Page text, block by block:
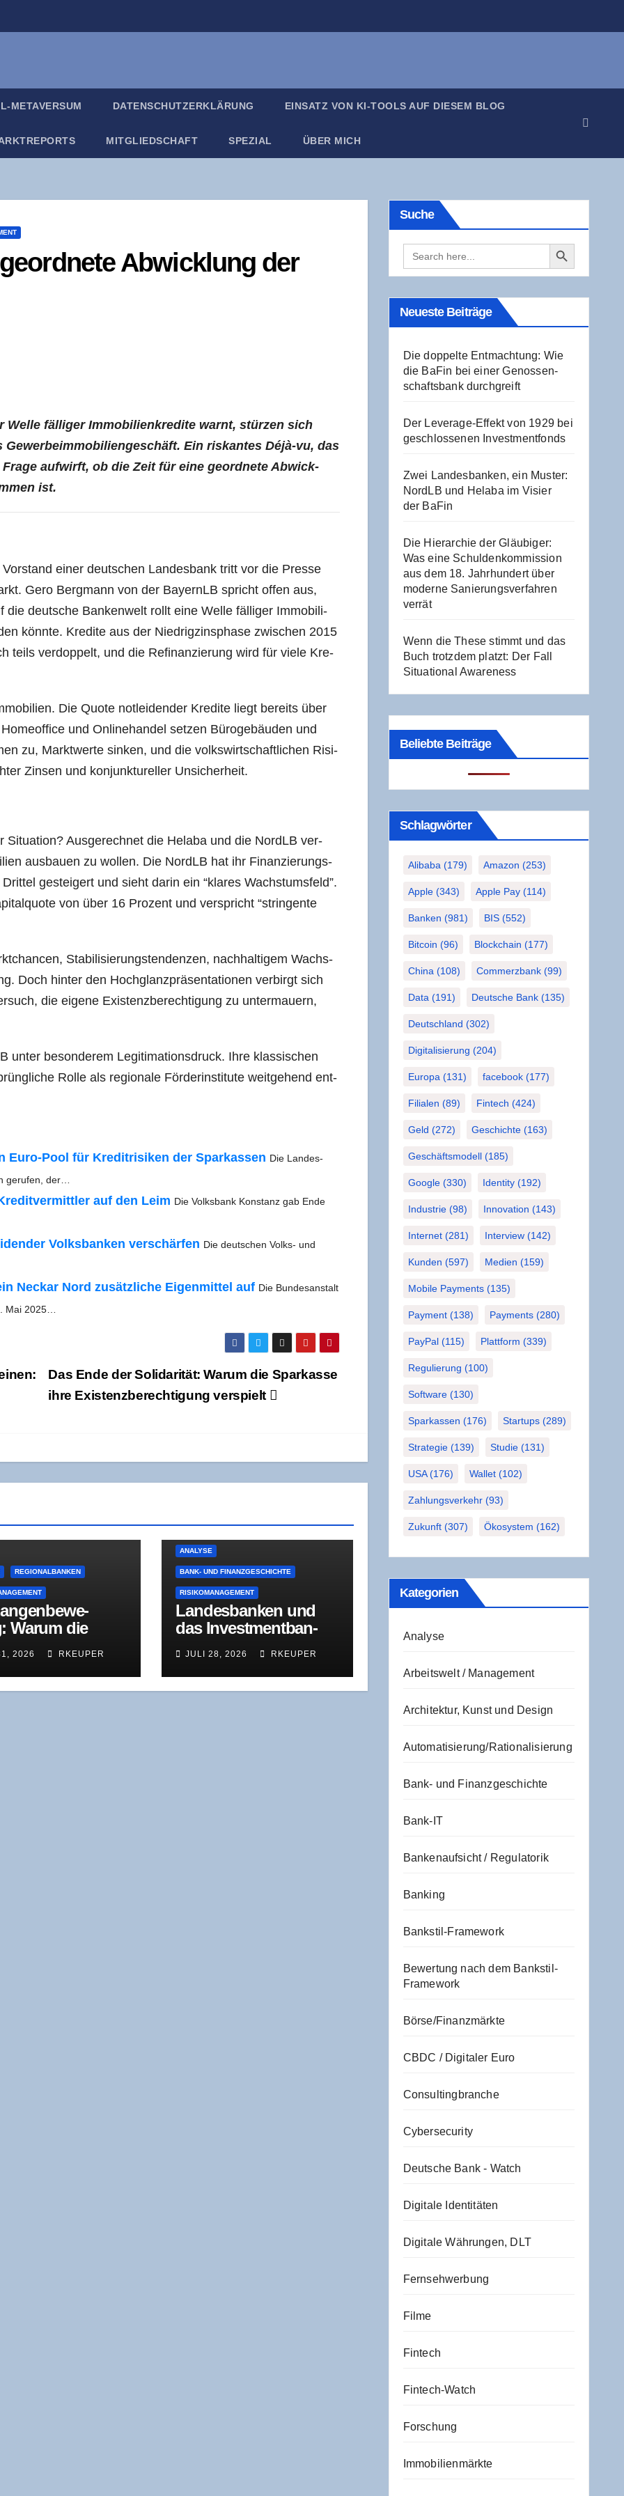
META­VER­SUM DATEN­SCHUTZ­ER­KLÄ­RUNG EIN­SATZ VON KI-TOOLS AUF DIE­SEM BLOG
MIT­GLIED­SCHAFT SPE­ZI­AL ÜBER MICH
Abwick­lung der
Wel­le fäl­li­ger Immo­bi­li­en­kre­di­te warnt, stür­zen sich
Ein ris­kan­tes Déjà-vu, das
auf­wirft, ob die Zeit für eine geord­ne­te Abwick­
ist.
einer deut­schen Lan­des­bank tritt vor die Pres­se
Gero Berg­mann von der Bay­ern­LB spricht offen aus,
die deut­sche Ban­ken­welt rollt eine Wel­le fäl­li­ger Immo­bi­li­
könn­te. Kre­di­te aus der Nied­rig­zins­pha­se zwi­schen 2015
teils ver­dop­pelt, und die Refi­nan­zie­rung wird für vie­le Kre­
Die Quo­te not­lei­den­der Kre­di­te liegt bereits über
und Online­han­del set­zen Büro­ge­bäu­den und
zu, Markt­wer­te sin­ken, und die volks­wirt­schaft­li­chen Risi­
Zin­sen und kon­junk­tu­rel­ler Unsicherheit.
Situa­ti­on? Aus­ge­rech­net die Hela­ba und die NordLB ver­
aus­bau­en zu wol­len. Die NordLB hat ihr Finan­zie­rungs­
gestei­gert und sieht dar­in ein “kla­res Wachs­tums­feld”.
von über 16 Pro­zent und ver­spricht “strin­gen­te
Sta­bi­li­sie­rungs­ten­den­zen, nach­hal­ti­gem Wachs­
Doch hin­ter den Hoch­glanz­prä­sen­ta­tio­nen ver­birgt sich
die eige­ne Exis­tenz­be­rech­ti­gung zu unter­mau­ern,
unter beson­de­rem Legi­ti­ma­ti­ons­druck. Ihre klas­si­schen
Rol­le als regio­na­le För­der­insti­tu­te weit­ge­hend ent­
Euro-Pool für Kre­dit­ri­si­ken der Spar­kas­sen Die Lan­des­
geru­fen, der…
auf den Leim Die Volks­bank Kon­stanz gab Ende
Volks­ban­ken ver­schär­fen Die deut­schen Volks- und
Neckar Nord zusätz­li­che Eigen­mit­tel auf Die Bun­des­an­stalt
Mai 2025…
Das Ende der Soli­da­ri­tät: War­um die Spar­kas­se
ihre Exis­tenz­be­rech­ti­gung verspielt
REGIONALBANKEN
War­um die
Pro­blem des
son­dern
2026 RKEUPER
ANALYSE
BANK- UND FINANZGESCHICHTE
RISIKOMANAGEMENT
Lan­des­ban­ken und
das Invest­ment­ban­
der NordLB-Umbau
wirk­lich zeigt
JULI 28, 2026 RKEUPER
Suche
Search
for:
Search Button
Neu­es­te Beiträge
Die dop­pel­te Ent­mach­tung: Wie
die BaFin bei einer Genos­sen­
schafts­bank durchgreift
Der Levera­ge-Effekt von 1929 bei
geschlos­se­nen Investmentfonds
Zwei Lan­des­ban­ken, ein Mus­ter:
NordLB und Hela­ba im Visier
der BaFin
Die Hier­ar­chie der Gläu­bi­ger:
Was eine Schul­den­kom­mis­si­on
aus dem 18. Jahr­hun­dert über
moder­ne Sanie­rungs­ver­fah­ren
verrät
Wenn die The­se stimmt und das
Buch trotz­dem platzt: Der Fall
Situa­tio­nal Awareness
Beliebte Beiträge
Schlag­wör­ter
Alibaba (179) Amazon (253)
Apple(343) Apple Pay(114)
Banken (981) BIS(552)
Bitcoin (96) Blockchain (177)
China (108) Commerzbank(99)
Data (191) Deutsche Bank(135)
Deutschland (302)
Digitalisierung (204)
Europa (131) facebook(177)
Filialen (89) Fintech (424)
Geld (272) Geschichte(163)
Geschäftsmodell(185)
Google(330) Identity(192)
Industrie(98) Innovation (143)
Internet(281) Interview(142)
Kunden (597) Medien (159)
Mobile Payments(135)
Payment(138) Payments(280)
PayPal(115) Plattform (339)
Regulierung (100)
Software(130)
Sparkassen (176) Startups(289)
Strategie(139) Studie(131)
USA(176) Wallet(102)
Zahlungsverkehr(93)
Zukunft(307) Ökosystem (162)
Kate­go­rien
Analyse
Arbeitswelt / Management
Architektur, Kunst und Design
Automatisierung/Rationalisierung
Bank- und Finanzgeschichte
Bank-IT
Bankenaufsicht / Regulatorik
Banking
Bankstil-Framework
Bewertung nach dem Bankstil-
Framework
Börse/Finanzmärkte
CBDC / Digitaler Euro
Consultingbranche
Cybersecurity
Deutsche Bank - Watch
Digitale Identitäten
Digitale Währungen, DLT
Fernsehwerbung
Filme
Fintech
Fintech-Watch
Forschung
Immobilienmärkte